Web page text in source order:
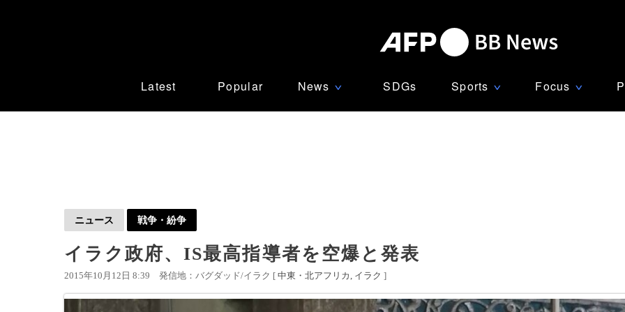
Latest Popular News ∨ SDGs Sports ∨ Focus ∨
ニュース 戦争・紛争
イラク政府、IS最高指導者を空爆と発表
2015年10月12日 8:39 発信地：バグダッド/イラク [ 中東・北アフリカ イラク ]